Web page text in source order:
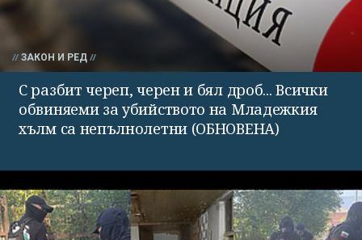
ЗАКОН И РЕД
С разбит череп, черен и бял дроб... Всички
обвиняеми за убийството на Младежкия
хълм са непълнолетни (ОБНОВЕНА)